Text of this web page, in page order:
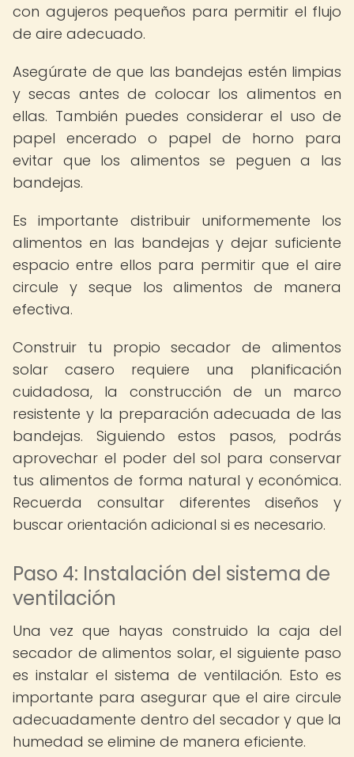
con agujeros pequeños para permitir el flujo
de aire adecuado.
Asegúrate de que las bandejas estén limpias
y secas antes de colocar los alimentos en
ellas. También puedes considerar el uso de
papel encerado o papel de horno para
evitar que los alimentos se peguen a las
bandejas.
Es importante distribuir uniformemente los
alimentos en las bandejas y dejar suficiente
espacio entre ellos para permitir que el aire
circule y seque los alimentos de manera
efectiva.
Construir tu propio secador de alimentos
solar casero requiere una planificación
cuidadosa, la construcción de un marco
resistente y la preparación adecuada de las
bandejas. Siguiendo estos pasos, podrás
aprovechar el poder del sol para conservar
tus alimentos de forma natural y económica.
Recuerda consultar diferentes diseños y
buscar orientación adicional si es necesario.
Paso 4: Instalación del sistema de
ventilación
Una vez que hayas construido la caja del
secador de alimentos solar, el siguiente paso
es instalar el sistema de ventilación. Esto es
importante para asegurar que el aire circule
adecuadamente dentro del secador y que la
humedad se elimine de manera eficiente.